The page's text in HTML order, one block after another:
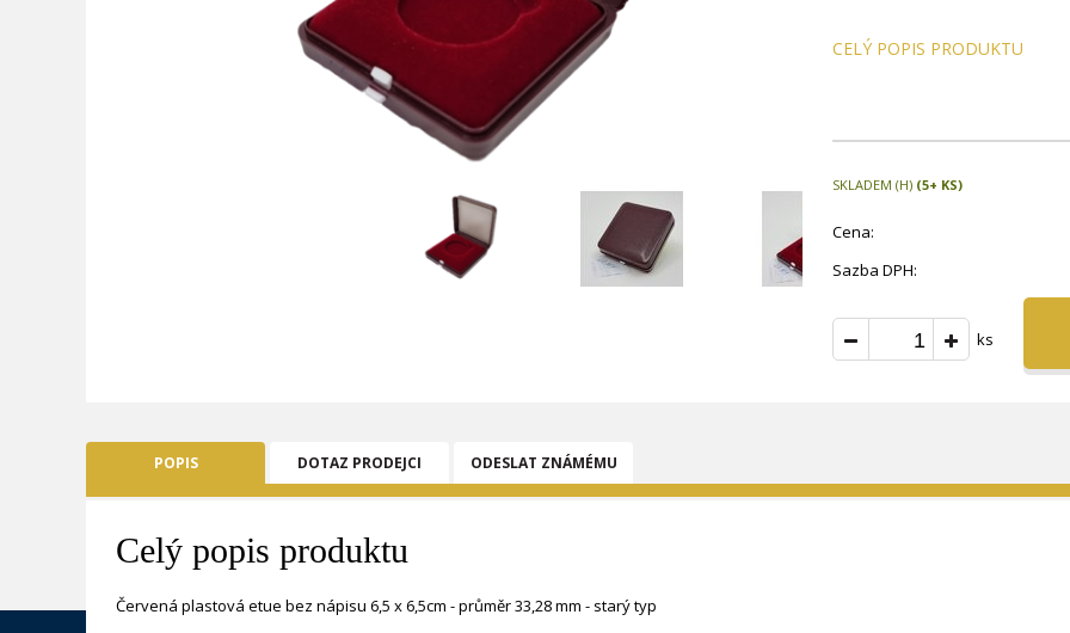
CELÝ POPIS PRODUKTU
SKLADEM (H) (5+ KS)
Cena:
Sazba DPH:
ks
POPIS DOTAZ PRODEJCI ODESLAT ZNÁMÉMU
Celý popis produktu
Červená plastová etue bez nápisu 6,5 x 6,5cm - průměr 33,28 mm - starý typ